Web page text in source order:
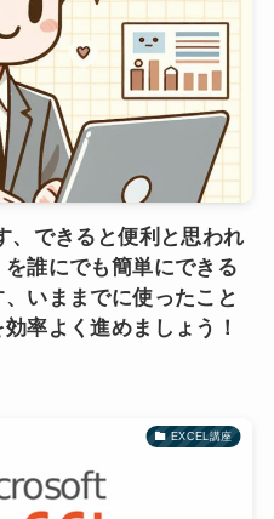
、できると便利と思われ
誰にでも簡単にできる
いままでに使ったこと
率よく進めましょう！
EXCEL講座